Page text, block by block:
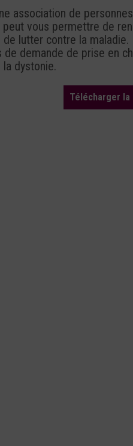
association de
vous permettre de
de lutter contre la
de demande de prise en
dystonie.
Télécharger la